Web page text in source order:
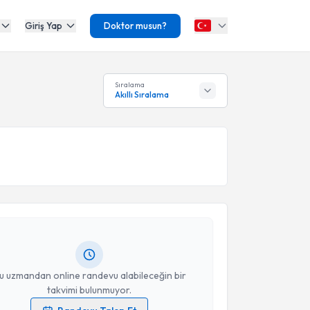
Giriş Yap Doktor musun?
Sıralama
Akıllı Sıralama
uzmandan online randevu alabileceğin bir
takvimi bulunmuyor.
Başkurtiçin randevu takvimi talebi oluşturun. Size
randevu almanız için bir takvim hazırlandığında e-